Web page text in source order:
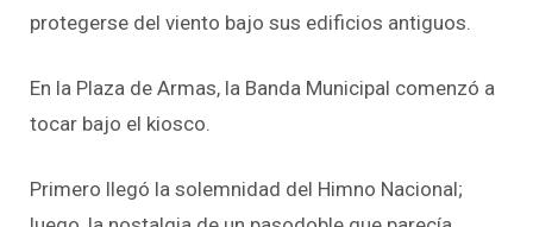
protegerse del viento bajo sus edificios antiguos.
En la Plaza de Armas, la Banda Municipal comenzó a
tocar bajo el kiosco.
Primero llegó la solemnidad del Himno Nacional;